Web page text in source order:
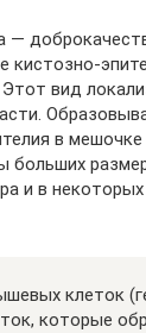
—
кистозно-
вид
в мешочке
больших
и в
клеток
которые